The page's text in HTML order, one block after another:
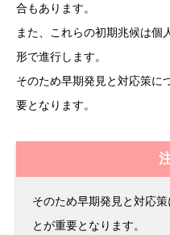
合もあります。
また、これらの初期兆候は個
形で進行します。
そのため早期発見と対応策に
要となります。
そのため早期発見と対応
とが重要となります。